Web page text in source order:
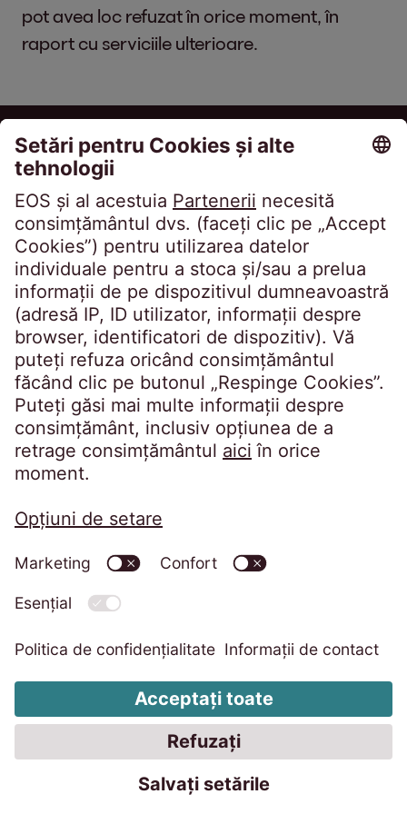
pot avea loc refuzat în orice moment, în
raport cu serviciile ulterioare.
EOS Holding GmbH
Steindamm 71
20099 Hamburg
Germany
crossborder@eos-solutions.com
Imprimare Politica de confidențialitate
Code of Conduct Sistem de avertizare
Schimbați setările cookie-urilor